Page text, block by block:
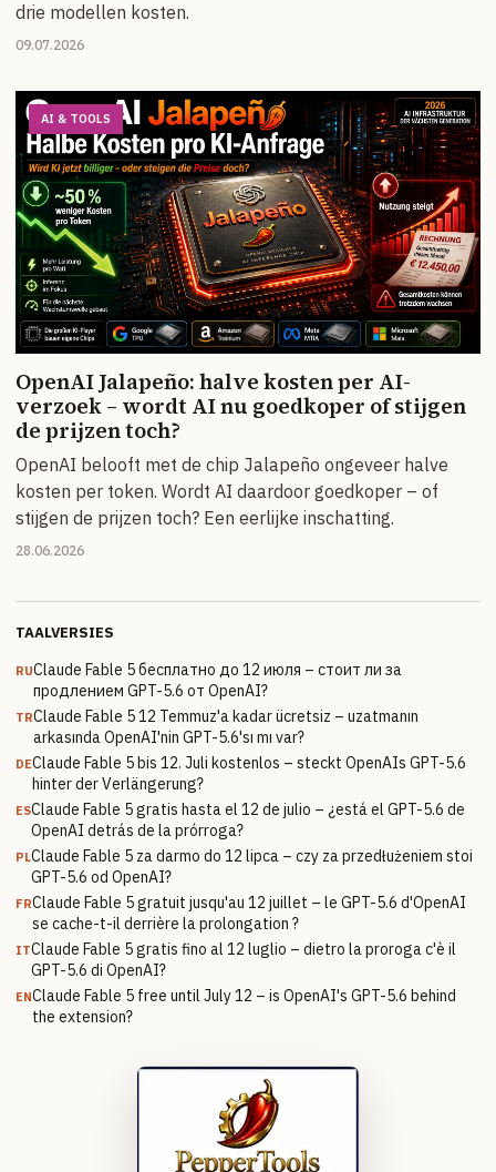
drie modellen kosten.
09.07.2026
AI & TOOLS
OpenAI Jalapeño: halve kosten per AI-
verzoek – wordt AI nu goedkoper of stijgen
de prijzen toch?
OpenAI belooft met de chip Jalapeño ongeveer halve
kosten per token. Wordt AI daardoor goedkoper – of
stijgen de prijzen toch? Een eerlijke inschatting.
28.06.2026
TAALVERSIES
RUClaude Fable 5 бесплатно до 12 июля – стоит ли за
продлением GPT-5.6 от OpenAI?
TRClaude Fable 5 12 Temmuz'a kadar ücretsiz – uzatmanın
arkasında OpenAI'nin GPT-5.6'sı mı var?
DEClaude Fable 5 bis 12. Juli kostenlos – steckt OpenAIs GPT-5.6
hinter der Verlängerung?
ESClaude Fable 5 gratis hasta el 12 de julio – ¿está el GPT-5.6 de
OpenAI detrás de la prórroga?
PLClaude Fable 5 za darmo do 12 lipca – czy za przedłużeniem stoi
GPT-5.6 od OpenAI?
FRClaude Fable 5 gratuit jusqu'au 12 juillet – le GPT-5.6 d'OpenAI
se cache-t-il derrière la prolongation ?
ITClaude Fable 5 gratis fino al 12 luglio – dietro la proroga c'è il
GPT-5.6 di OpenAI?
ENClaude Fable 5 free until July 12 – is OpenAI's GPT-5.6 behind
the extension?